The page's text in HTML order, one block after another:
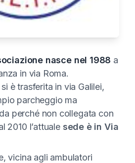
nasce nel 1988 a
in via Roma.
è trasferita in via Galilei,
parcheggio ma
perché non collegata con
2010 l’attuale sede è in Via
vicina agli ambulatori